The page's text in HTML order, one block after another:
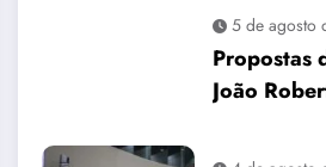
corrida
5 de agosto
Propostas
João
ao plano